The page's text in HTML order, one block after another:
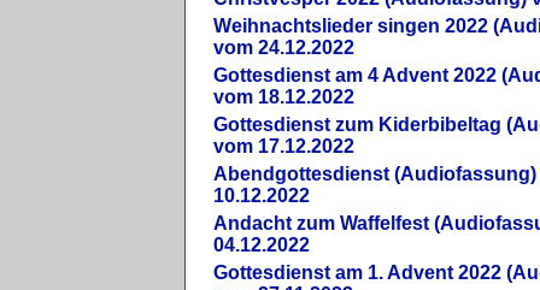
Weihnachtslieder singen 2022
vom 24.12.2022
Gottesdienst am 4 Advent 2022
vom 18.12.2022
Gottesdienst zum Kiderbibeltag
vom 17.12.2022
Abendgottesdienst (Audiofassung)
10.12.2022
Andacht zum Waffelfest
04.12.2022
Gottesdienst am 1. Advent 2022